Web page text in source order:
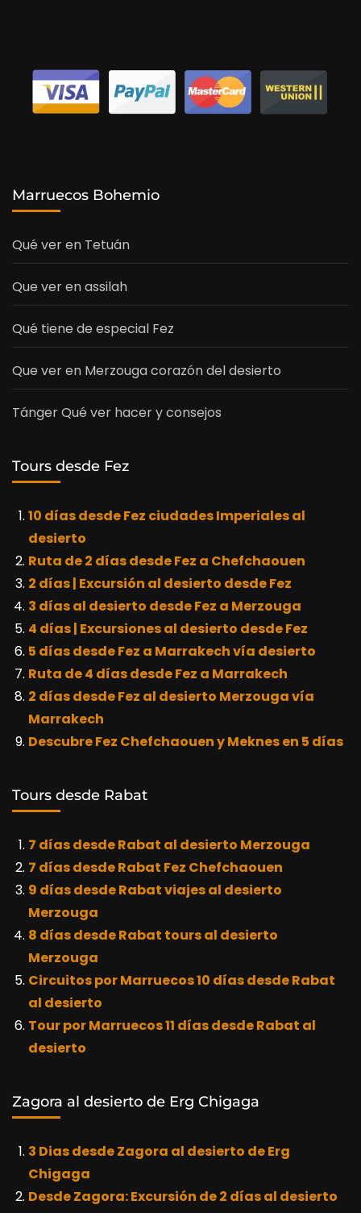
Marruecos Bohemio
Qué ver en Tetuán
Que ver en assilah
Qué tiene de especial Fez
Que ver en Merzouga corazón del desierto
Tánger Qué ver hacer y consejos
Tours desde Fez
10 días desde Fez ciudades Imperiales al
desierto
Ruta de 2 días desde Fez a Chefchaouen
2 días | Excursión al desierto desde Fez
3 días al desierto desde Fez a Merzouga
4 días | Excursiones al desierto desde Fez
5 días desde Fez a Marrakech vía desierto
Ruta de 4 días desde Fez a Marrakech
2 días desde Fez al desierto Merzouga vía
Marrakech
Descubre Fez Chefchaouen y Meknes en 5 días
Tours desde Rabat
7 días desde Rabat al desierto Merzouga
7 días desde Rabat Fez Chefchaouen
9 días desde Rabat viajes al desierto
Merzouga
8 días desde Rabat tours al desierto
Merzouga
Circuitos por Marruecos 10 días desde Rabat
al desierto
Tour por Marruecos 11 días desde Rabat al
desierto
Zagora al desierto de Erg Chigaga
3 Dias desde Zagora al desierto de Erg
Chigaga
Desde Zagora: Excursión de 2 días al desierto